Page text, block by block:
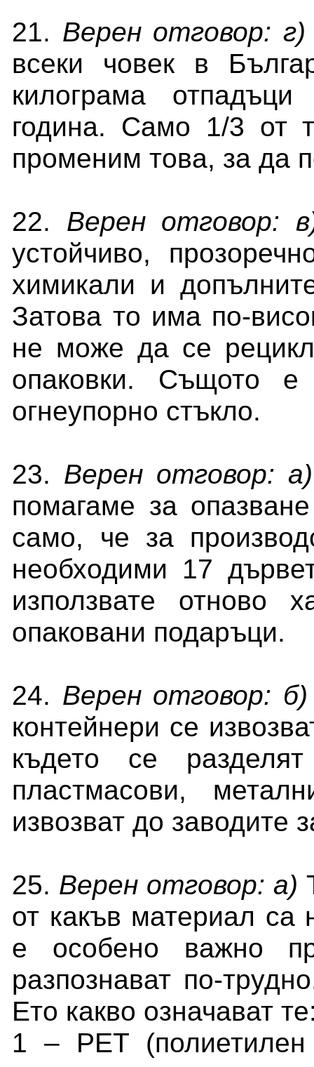
21. Верен отговор: г)
всеки човек в
килограма
година. Само 1/3 от
променим това, за да
22. Верен отговор:
устойчиво,
химикали и
Затова то има по-
не може да се
опаковки. Същото
огнеупорно стъкло.
23. Верен отговор: а)
помагаме за
само, че за
необходими 17
използвате отново
опаковани подаръци.
24. Верен отговор:
контейнери се
където се
пластмасови,
извозват до заводите
25. Верен отговор: а)
от какъв материал са
е особено важно
разпознават по-
Ето какво означават
1 – PET